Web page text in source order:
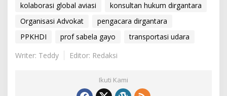
kolaborasi global aviasi
konsultan hukum dirgantara
Organisasi Advokat
pengacara dirgantara
PPKHDI
prof sabela gayo
transportasi udara
Writer: Teddy
Editor: Redaksi
Ikuti Kami